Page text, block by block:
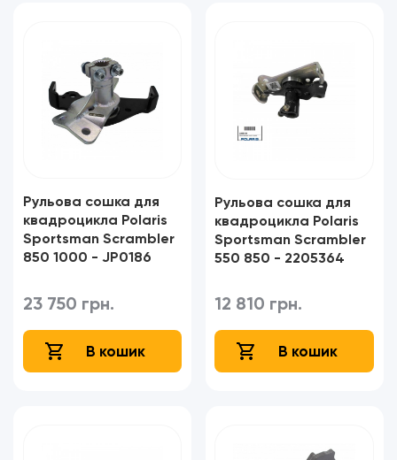
Рульова сошка для
квадроцикла Polaris
Sportsman Scrambler
850 1000 - JP0186
23 750 грн.
В кошик
Рульова сошка для
квадроцикла Polaris
Sportsman Scrambler
550 850 - 2205364
12 810 грн.
В кошик